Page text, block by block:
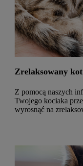
Zrelaksowany
Z pomocą naszych
Twojego kociaka
wyrosnąć na